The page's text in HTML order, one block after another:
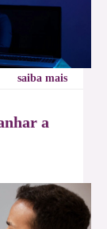
saiba mais
a